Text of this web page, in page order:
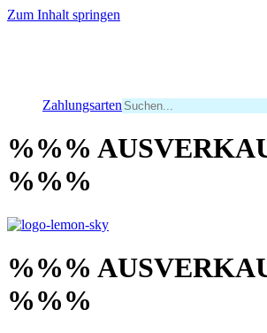
Zum Inhalt springen
Zahlungsarten
%%%
%%%
%%%
%%%